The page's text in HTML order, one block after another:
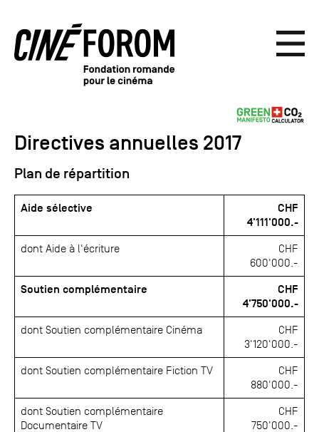
Directives annuelles 2017
Plan de répartition
Aide sélective
CHF
4'111'000.-
dont Aide à l'écriture
CHF
600'000.-
Soutien complémentaire
CHF
4'750'000.-
dont Soutien complémentaire Cinéma
CHF
3'120'000.-
dont Soutien complémentaire Fiction TV
CHF
880'000.-
dont Soutien complémentaire
Documentaire TV
CHF
750'000.-